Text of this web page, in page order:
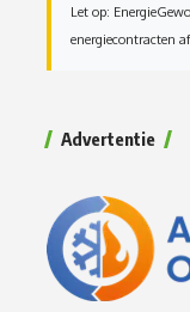
Let op:
energiecontracten af.
Advertentie